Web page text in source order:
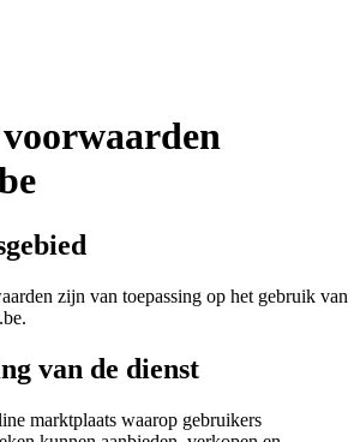
zijn van toepassing op het gebruik van
van de dienst
marktplaats waarop gebruikers